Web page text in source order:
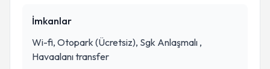
İmkanlar
Wi-fi, Otopark (Ücretsiz), Sgk Anlaşmalı ,
Havaalanı transfer